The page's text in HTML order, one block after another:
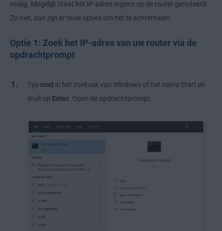
nodig. Mogelijk staat het IP-adres ergens op de router genoteerd.
Zo niet, dan zijn er twee opties om het te achterhalen.
Optie 1: Zoek het IP-adres van uw router via de
opdrachtprompt
Typ cmd in het zoekvak van Windows of het menu Start en
druk op Enter . Open de opdrachtprompt.